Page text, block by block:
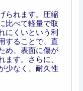
られます。圧縮
比べて軽量で取
にくいという利
することで、直
め、表面に傷が
す。さらに、
少なく、耐久性